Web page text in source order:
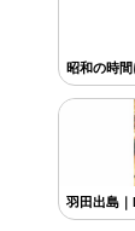
昭和の時
羽田出島